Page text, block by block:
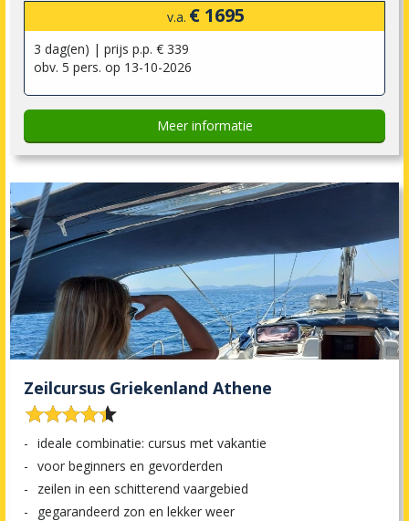
v.a. € 1695
3 dag(en) | prijs p.p. € 339
obv. 5 pers. op 13-10-2026
Meer informatie
Zeilcursus Griekenland Athene


ideale combinatie: cursus met vakantie
voor beginners en gevorderden
zeilen in een schitterend vaargebied
gegarandeerd zon en lekker weer